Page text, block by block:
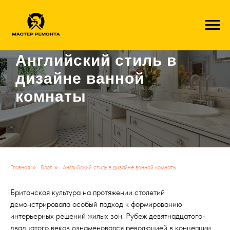
Английский стиль в
дизайне ванной
комнаты
Главная » Блог » Английский стиль в дизайне ванной комнаты
Британская культура на протяжении столетий
демонстрировала особый подход к формированию
интерьерных решений жилых зон. Рубеж девятнадцатого-
двадцатого веков ознаменовался революцией в концепции